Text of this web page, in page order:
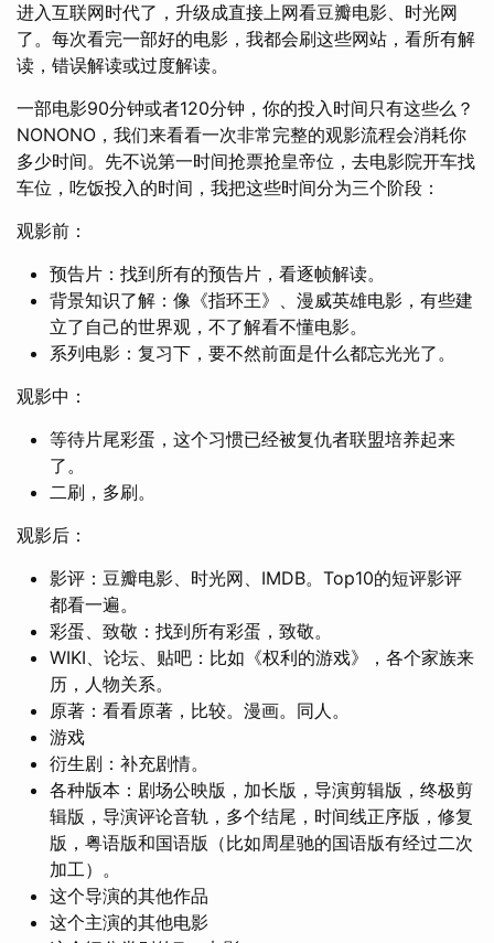
进入互联网时代了，升级成直接上网看豆瓣电影、时光网
了。每次看完一部好的电影，我都会刷这些网站，看所有解
读，错误解读或过度解读。
一部电影90分钟或者120分钟，你的投入时间只有这些么？
NONONO，我们来看看一次非常完整的观影流程会消耗你
多少时间。先不说第一时间抢票抢皇帝位，去电影院开车找
车位，吃饭投入的时间，我把这些时间分为三个阶段：
观影前：
预告片：找到所有的预告片，看逐帧解读。
背景知识了解：像《指环王》、漫威英雄电影，有些建
立了自己的世界观，不了解看不懂电影。
系列电影：复习下，要不然前面是什么都忘光光了。
观影中：
等待片尾彩蛋，这个习惯已经被复仇者联盟培养起来
了。
二刷，多刷。
观影后：
影评：豆瓣电影、时光网、IMDB。Top10的短评影评
都看一遍。
彩蛋、致敬：找到所有彩蛋，致敬。
WIKI、论坛、贴吧：比如《权利的游戏》，各个家族来
历，人物关系。
原著：看看原著，比较。漫画。同人。
游戏
衍生剧：补充剧情。
各种版本：剧场公映版，加长版，导演剪辑版，终极剪
辑版，导演评论音轨，多个结尾，时间线正序版，修复
版，粤语版和国语版（比如周星驰的国语版有经过二次
加工）。
这个导演的其他作品
这个主演的其他电影